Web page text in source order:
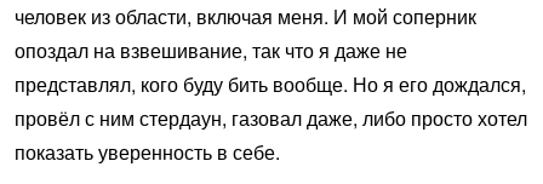
человек из области, включая меня. И мой соперник
опоздал на взвешивание, так что я даже не
представлял, кого буду бить вообще. Но я его дождался,
провёл с ним стердаун, газовал даже, либо просто хотел
показать уверенность в себе.